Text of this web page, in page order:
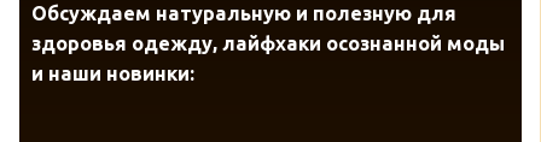
Обсуждаем натуральную и полезную для
здоровья одежду, лайфхаки осознанной моды
и наши новинки: